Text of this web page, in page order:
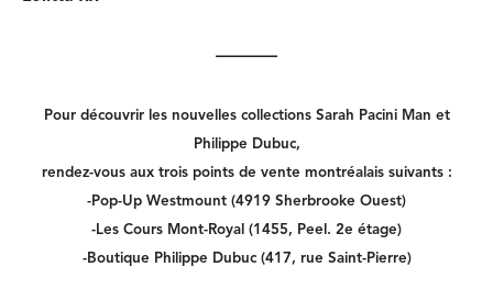
———–
Pour découvrir les nouvelles collections Sarah Pacini Man et
Philippe Dubuc,
rendez-vous aux trois points de vente montréalais suivants :
-Pop-Up Westmount (4919 Sherbrooke Ouest)
-Les Cours Mont-Royal (1455, Peel. 2e étage)
-Boutique Philippe Dubuc (417, rue Saint-Pierre)